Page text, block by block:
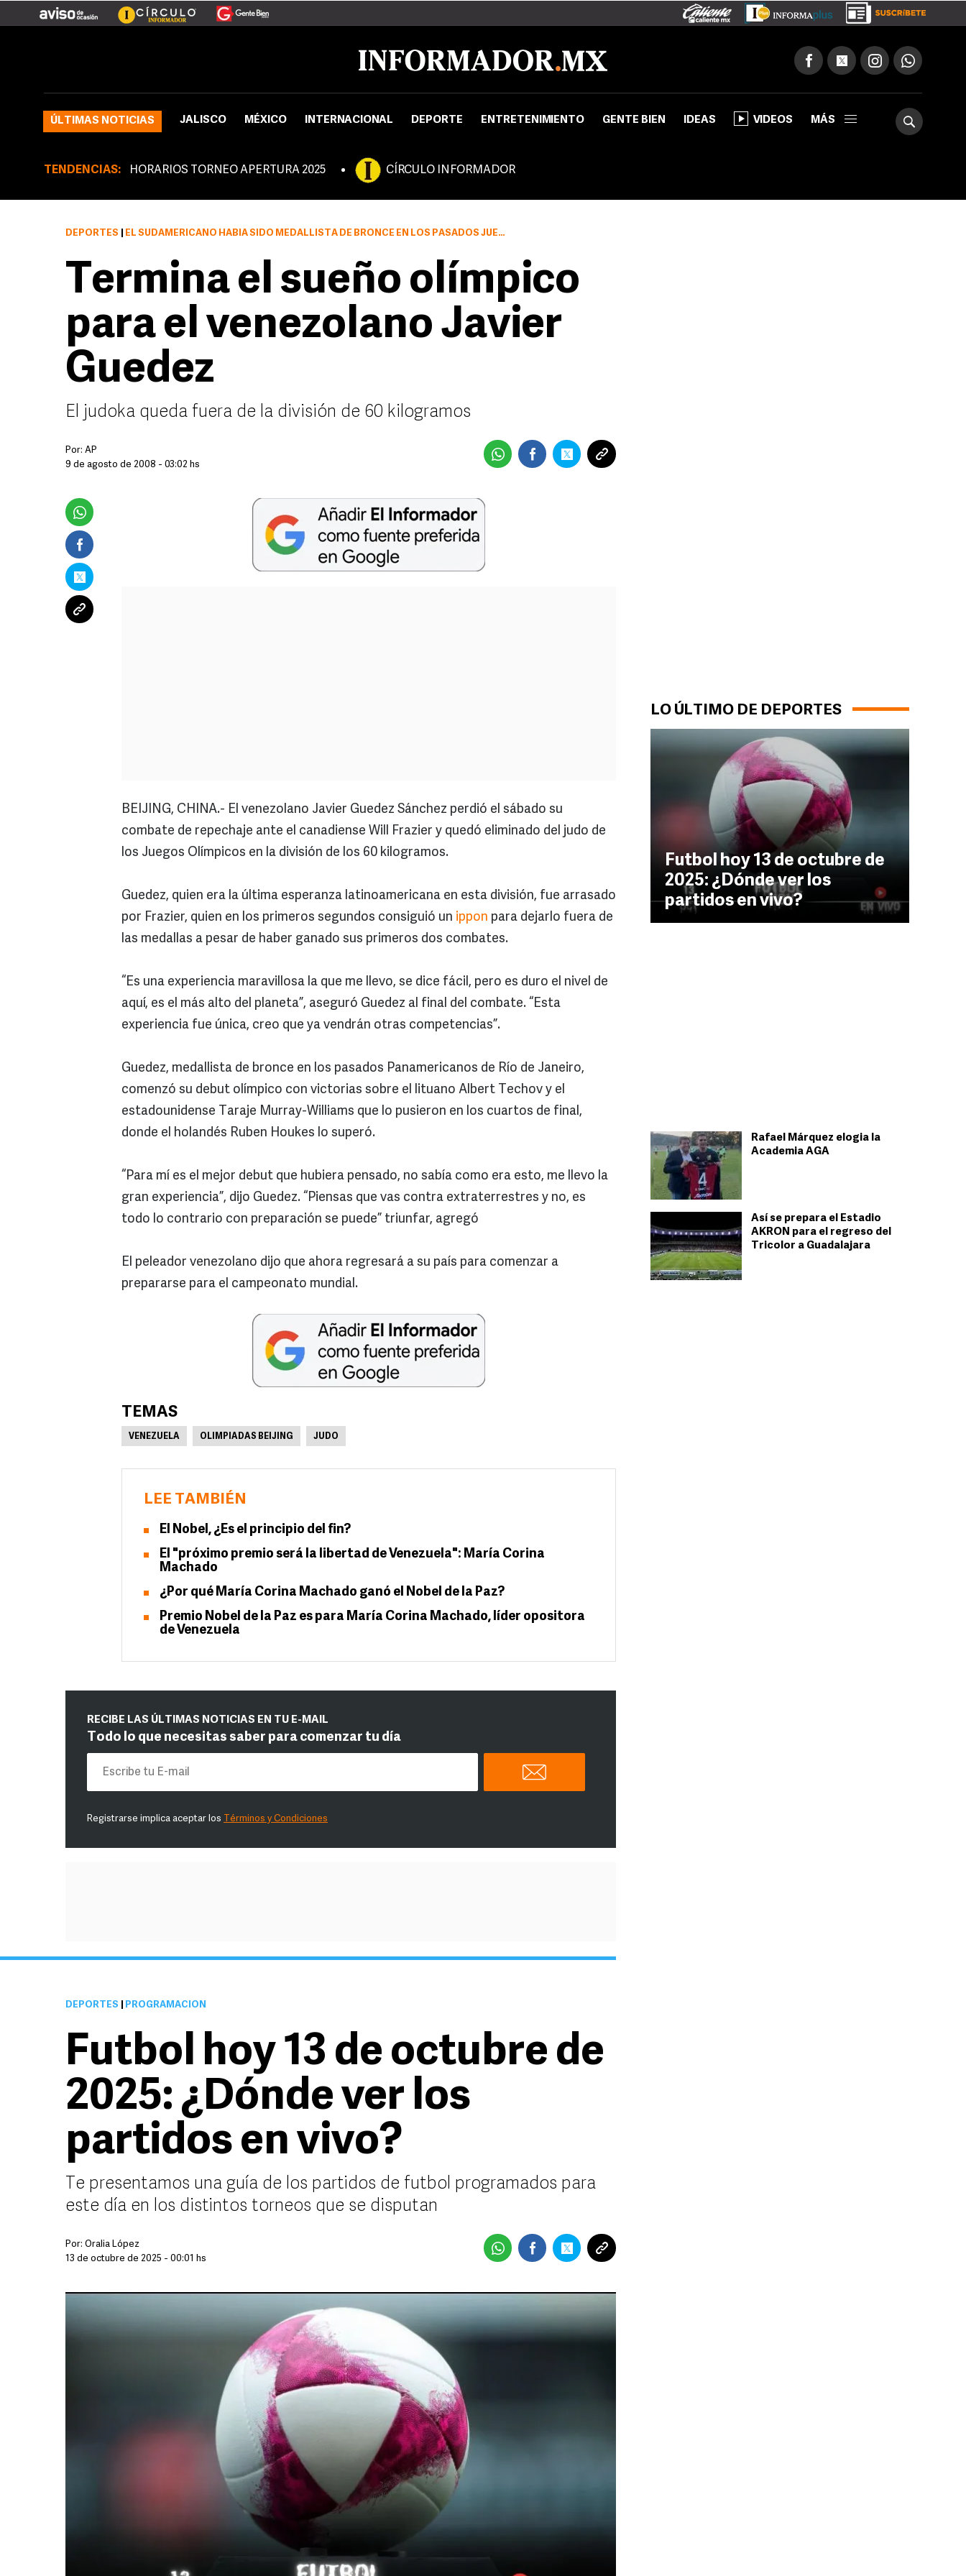
ÚLTIMAS NOTICIAS JALISCO MÉXICO INTERNACIONAL DEPORTE ENTRETENIMIENTO GENTE BIEN IDEAS VIDEOS MÁS
TENDENCIAS: HORARIOS TORNEO APERTURA 2025 CÍRCULO INFORMADOR
LO ÚLTIMO DE DEPORTES
Futbol hoy 13 de octubre de
2025: ¿Dónde ver los
partidos en vivo?
Rafael Márquez elogia la
Academia AGA
Así se prepara el Estadio
AKRON para el regreso del
Tricolor a Guadalajara
DEPORTES EL SUDAMERICANO HABÍA SIDO MEDALLISTA DE BRONCE EN LOS PASADOS JUEGOS PANAMERICANOS
Termina el sueño olímpico
para el venezolano Javier
Guedez
El judoka queda fuera de la división de 60 kilogramos
Por: AP
9 de agosto de 2008 - 03:02 hs
BEIJING, CHINA.- El venezolano Javier Guedez Sánchez perdió el sábado su
combate de repechaje ante el canadiense Will Frazier y quedó eliminado del judo de
los Juegos Olímpicos en la división de los 60 kilogramos.
Guedez, quien era la última esperanza latinoamericana en esta división, fue arrasado
por Frazier, quien en los primeros segundos consiguió un ippon para dejarlo fuera de
las medallas a pesar de haber ganado sus primeros dos combates.
“Es una experiencia maravillosa la que me llevo, se dice fácil, pero es duro el nivel de
aquí, es el más alto del planeta”, aseguró Guedez al final del combate. “Esta
experiencia fue única, creo que ya vendrán otras competencias”.
Guedez, medallista de bronce en los pasados Panamericanos de Río de Janeiro,
comenzó su debut olímpico con victorias sobre el lituano Albert Techov y el
estadounidense Taraje Murray-Williams que lo pusieron en los cuartos de final,
donde el holandés Ruben Houkes lo superó.
“Para mí es el mejor debut que hubiera pensado, no sabía como era esto, me llevo la
gran experiencia”, dijo Guedez. “Piensas que vas contra extraterrestres y no, es
todo lo contrario con preparación se puede” triunfar, agregó
El peleador venezolano dijo que ahora regresará a su país para comenzar a
prepararse para el campeonato mundial.
TEMAS
VENEZUELA OLIMPIADAS BEIJING JUDO
LEE TAMBIÉN
El Nobel, ¿Es el principio del fin?
El "próximo premio será la libertad de Venezuela": María Corina
Machado
¿Por qué María Corina Machado ganó el Nobel de la Paz?
Premio Nobel de la Paz es para María Corina Machado, líder opositora
de Venezuela
RECIBE LAS ÚLTIMAS NOTICIAS EN TU E-MAIL
Todo lo que necesitas saber para comenzar tu día
Registrarse implica aceptar los Términos y Condiciones
DEPORTES PROGRAMACIÓN
Futbol hoy 13 de octubre de
2025: ¿Dónde ver los
partidos en vivo?
Te presentamos una guía de los partidos de futbol programados para
este día en los distintos torneos que se disputan
Por: Oralia López
13 de octubre de 2025 - 00:01 hs